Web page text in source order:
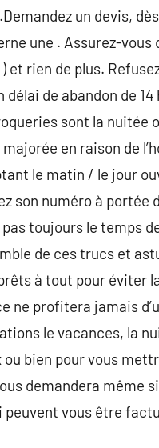
un devis,
une . Assurez-vous
et rien de plus.
de abandon de 14
sont la nuitée
en raison de
le matin / le jour
son numéro à portée
toujours le temps
de ces trucs et
à tout pour éviter
ne profitera jamais
le vacances, la
bien pour vous
demandera même
peuvent vous être